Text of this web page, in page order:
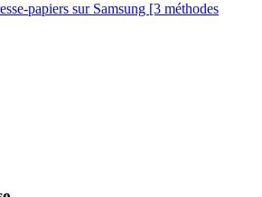
papiers sur Samsung [3 méthodes